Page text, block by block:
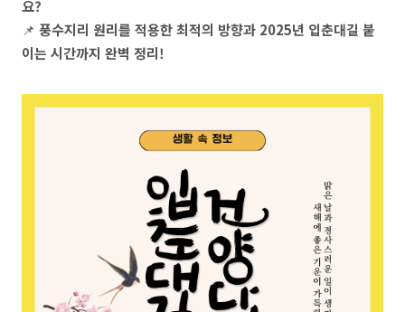
요?
📌 풍수지리 원리를 적용한 최적의 방향과 2025년 입춘대길 붙
이는 시간까지 완벽 정리!